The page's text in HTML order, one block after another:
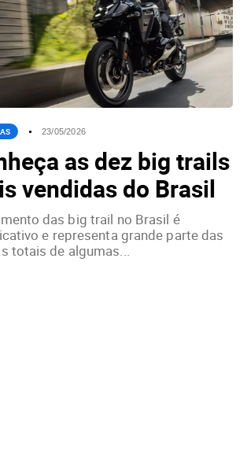
23/05/2026
as dez big trails
vendidas do Brasil
das big trail no Brasil é
e representa grande parte das
totais de algumas...